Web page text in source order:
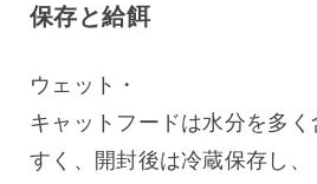
保存と給餌
ウェット・
キャットフードは水分を多
すく、開封後は冷蔵保存し、